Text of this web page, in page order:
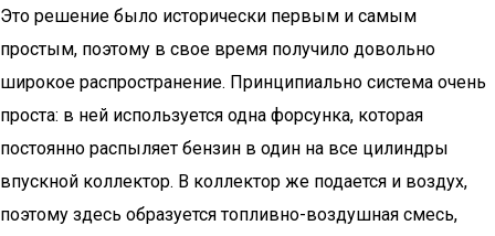
Это решение было исторически первым и самым
простым, поэтому в свое время получило довольно
широкое распространение. Принципиально система очень
проста: в ней используется одна форсунка, которая
постоянно распыляет бензин в один на все цилиндры
впускной коллектор. В коллектор же подается и воздух,
поэтому здесь образуется топливно-воздушная смесь,